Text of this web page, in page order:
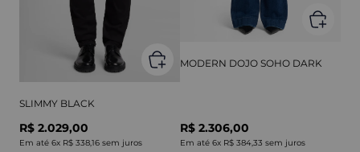
SLIMMY BLACK
R$ 2.029,00
Em até 6x R$ 338,16 sem juros
MODERN DOJO SOHO DARK
R$ 2.306,00
Em até 6x R$ 384,33 sem juros